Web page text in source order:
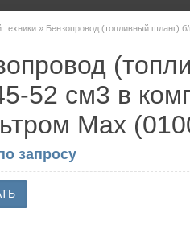
техники » Бензопровод (топливный шланг)
52 см3 в
Max
запросу